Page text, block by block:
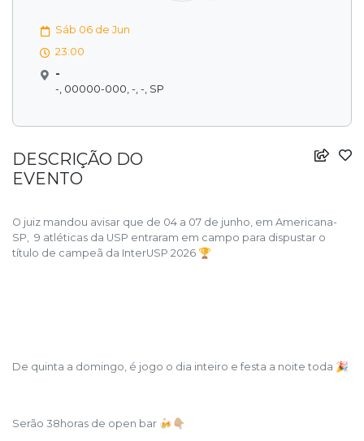
Sáb 06 de Jun
23:00
-
-, 00000-000, -, -, SP
DESCRIÇÃO DO
EVENTO
O juiz mandou avisar que de 04 a 07 de junho, em Americana-
SP, 9 atléticas da USP entraram em campo para dispustar o
título de campeã da InterUSP 2026 🏆
De quinta a domingo, é jogo o dia inteiro e festa a noite toda 🎉
Serão 38horas de open bar 🍻👇🏼